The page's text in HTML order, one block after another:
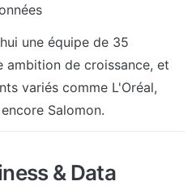
une équipe de 35
ambition de croissance, et
variés comme L'Oréal,
Salomon.
& Data